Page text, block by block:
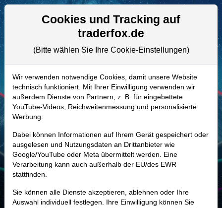
Aktien- und Artikelsuche
859121 | SYY–Sysco Aktie
Realtime-Aktienkurs:
-
-
Marktkapitalisierung 40,28 Mrd. USD
Unternehmenswert 53,46 Mrd. USD
Cookies und Tracking auf
traderfox.de
(Bitte wählen Sie Ihre Cookie-Einstellungen)
Wir verwenden notwendige Cookies, damit unsere Website
technisch funktioniert. Mit Ihrer Einwilligung verwenden wir
außerdem Dienste von Partnern, z. B. für eingebettete
YouTube-Videos, Reichweitenmessung und personalisierte
Werbung.
Dabei können Informationen auf Ihrem Gerät gespeichert oder
ausgelesen und Nutzungsdaten an Drittanbieter wie
Google/YouTube oder Meta übermittelt werden. Eine
Verarbeitung kann auch außerhalb der EU/des EWR
stattfinden.
Sie können alle Dienste akzeptieren, ablehnen oder Ihre
Auswahl individuell festlegen. Ihre Einwilligung können Sie